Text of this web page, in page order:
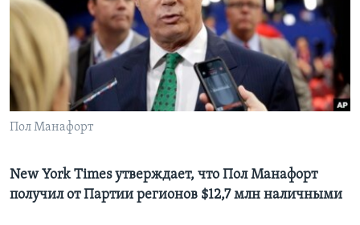
Learning English
СОЦИАЛЬНЫЕ СЕТИ
Пол Манафорт
New York Times утверждает, что Пол Манафорт
получил от Партии регионов $12,7 млн наличными